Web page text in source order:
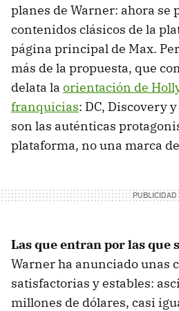
planes de Warner: ahora se
contenidos clásicos de la
página principal de Max.
más de la propuesta, que
delata la orientación de
franquicias: DC, Discovery
son las auténticas
plataforma, no una marca
Las que entran por las que
Warner ha anunciado unas
satisfactorias y estables:
millones de dólares, casi